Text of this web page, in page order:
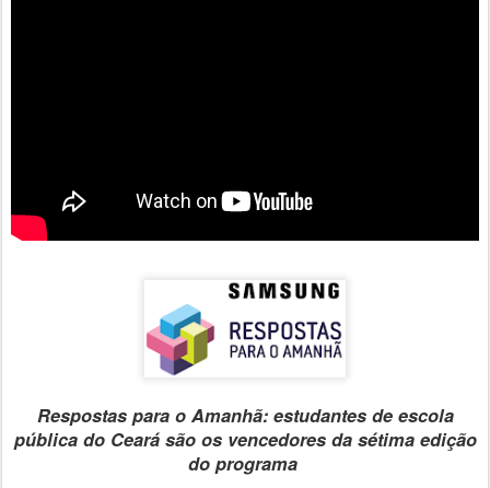
Respostas para o Amanhã: estudantes de escola
pública do Ceará são os vencedores da sétima edição
do programa